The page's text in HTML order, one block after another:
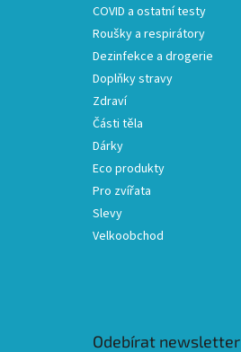
COVID a ostatní testy
Roušky a respirátory
Dezinfekce a drogerie
Doplňky stravy
Zdraví
Části těla
Dárky
Eco produkty
Pro zvířata
Slevy
Velkoobchod
Odebírat newsletter